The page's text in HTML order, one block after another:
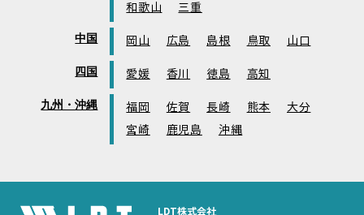
和歌山
三重
中国 岡山 広島 島根 鳥取 山口
四国 愛媛 香川 徳島 高知
九州・沖縄 福岡 佐賀 長崎 熊本
大分
宮崎
鹿児島 沖縄
LDT株式会社